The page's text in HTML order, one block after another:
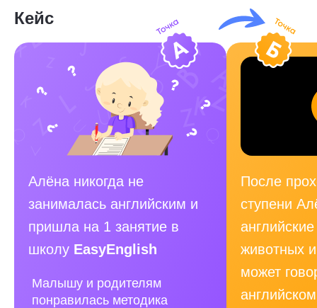
Кейс
Алёна никогда не
занималась английским и
пришла на 1 занятие в
школу EasyEnglish
Малышу и родителям
понравилась методика
После
ступени
животных
может
английском